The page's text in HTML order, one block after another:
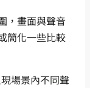
，畫面與聲音
簡化一些比較
場景內不同聲